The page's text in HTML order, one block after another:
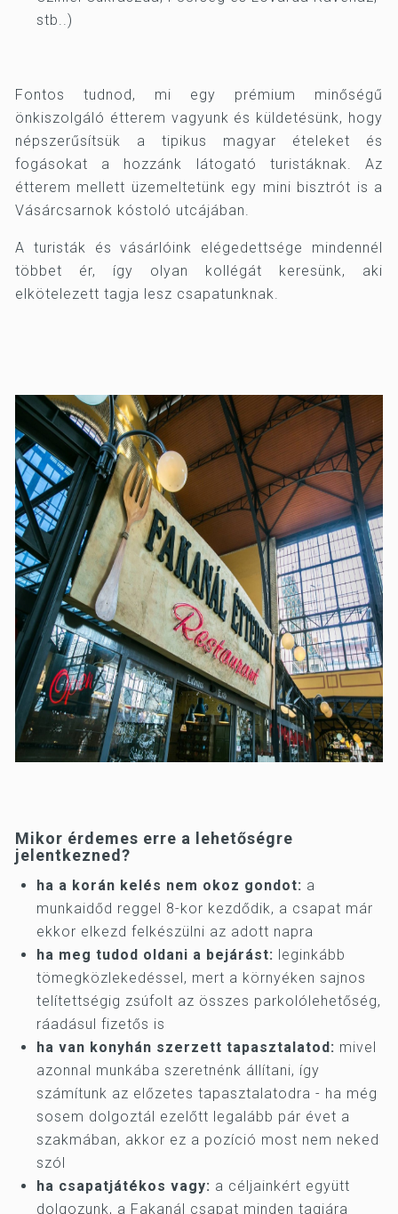
stb..)
Fontos tudnod, mi egy prémium minőségű
önkiszolgáló étterem vagyunk és küldetésünk, hogy
népszerűsítsük a tipikus magyar ételeket és
fogásokat a hozzánk látogató turistáknak. Az
étterem mellett üzemeltetünk egy mini bisztrót is a
Vásárcsarnok kóstoló utcájában.
A turisták és vásárlóink elégedettsége mindennél
többet ér, így olyan kollégát keresünk, aki
elkötelezett tagja lesz csapatunknak.
Mikor érdemes erre a lehetőségre
jelentkezned?
ha a korán kelés nem okoz gondot: a
munkaidőd reggel 8-kor kezdődik, a csapat már
ekkor elkezd felkészülni az adott napra
ha meg tudod oldani a bejárást:
leginkább
tömegközlekedéssel, mert a környéken sajnos
telítettségig zsúfolt az összes parkolólehetőség,
ráadásul fizetős is
ha van konyhán szerzett tapasztalatod: mivel
azonnal munkába szeretnénk állítani, így
számítunk az előzetes tapasztalatodra - ha még
sosem dolgoztál ezelőtt legalább pár évet a
szakmában, akkor ez a pozíció most nem neked
szól
ha csapatjátékos vagy: a céljainkért együtt
dolgozunk, a Fakanál csapat minden tagjára